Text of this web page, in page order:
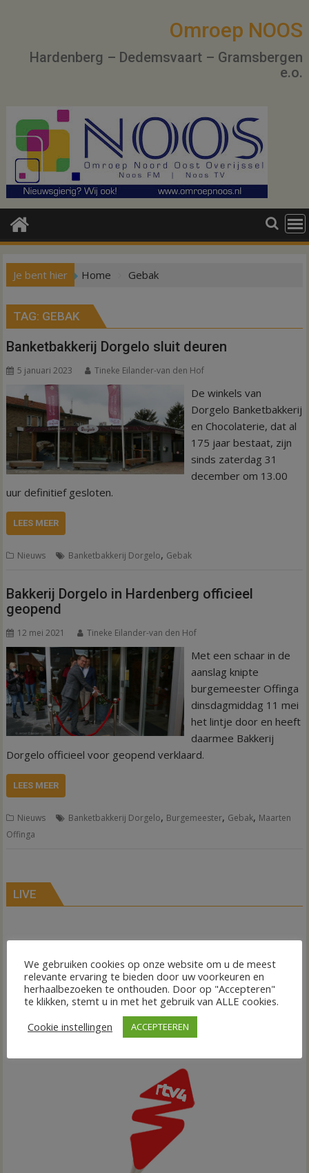
Omroep NOOS
Hardenberg – Dedemsvaart – Gramsbergen
e.o.
Je bent hier Home Gebak
TAG: GEBAK
Banketbakkerij Dorgelo sluit deuren
5 januari 2023 Tineke Eilander-van den Hof
De winkels van
Dorgelo Banketbakkerij
en Chocolaterie, dat al
175 jaar bestaat, zijn
sinds zaterdag 31
december om 13.00
uur definitief gesloten.
LEES MEER
Nieuws Banketbakkerij Dorgelo, Gebak
Bakkerij Dorgelo in Hardenberg officieel
geopend
12 mei 2021 Tineke Eilander-van den Hof
Met een schaar in de
aanslag knipte
burgemeester Offinga
dinsdagmiddag 11 mei
het lintje door en heeft
daarmee Bakkerij
Dorgelo officieel voor geopend verklaard.
LEES MEER
Nieuws Banketbakkerij Dorgelo, Burgemeester, Gebak, Maarten
Offinga
LIVE
We gebruiken cookies op onze website om u de meest
relevante ervaring te bieden door uw voorkeuren en
herhaalbezoeken te onthouden. Door op "Accepteren"
te klikken, stemt u in met het gebruik van ALLE cookies.
Cookie instellingen
ACCEPTEEREN